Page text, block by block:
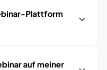
Plattform
auf meiner